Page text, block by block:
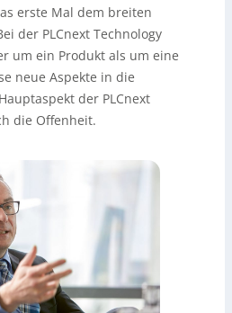
erste Mal dem breiten
der PLCnext Technology
um ein Produkt als um eine
neue Aspekte in die
der PLCnext
die Offenheit.